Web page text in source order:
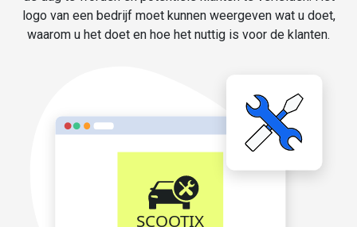
logo van een bedrijf moet kunnen weergeven wat u doet,
waarom u het doet en hoe het nuttig is voor de klanten.